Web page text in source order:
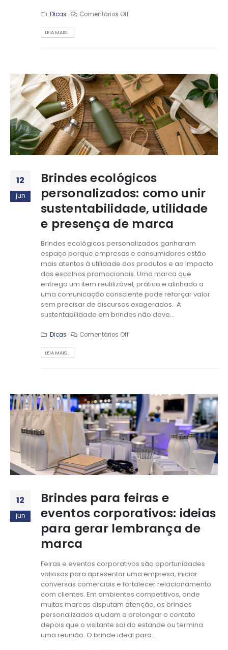
Dicas Comentários Off
LEIA MAIS...
12
jun
Brindes ecológicos
personalizados: como unir
sustentabilidade, utilidade
e presença de marca
Brindes ecológicos personalizados ganharam
espaço porque empresas e consumidores estão
mais atentos à utilidade dos produtos e ao impacto
das escolhas promocionais. Uma marca que
entrega um item reutilizável, prático e alinhado a
uma comunicação consciente pode reforçar valor
sem precisar de discursos exagerados. A
sustentabilidade em brindes não deve...
Dicas Comentários Off
LEIA MAIS...
12
jun
Brindes para feiras e
eventos corporativos: ideias
para gerar lembrança de
marca
Feiras e eventos corporativos são oportunidades
valiosas para apresentar uma empresa, iniciar
conversas comerciais e fortalecer relacionamento
com clientes. Em ambientes competitivos, onde
muitas marcas disputam atenção, os brindes
personalizados ajudam a prolongar o contato
depois que o visitante sai do estande ou termina
uma reunião. O brinde ideal para...